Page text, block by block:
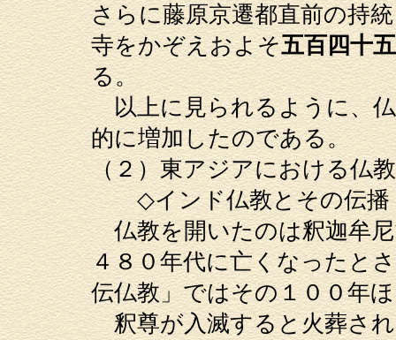
さらに藤原京遷都直前の持
寺をかぞえおよそ五百四十
る。
以上に見られるように、仏
的に増加したのである。
（２）東アジアにおける仏教
◇インド仏教とその伝播
仏教を開いたのは釈迦牟尼
４８０年代に亡くなったと
伝仏教」ではその１００年
釈尊が入滅すると火葬され